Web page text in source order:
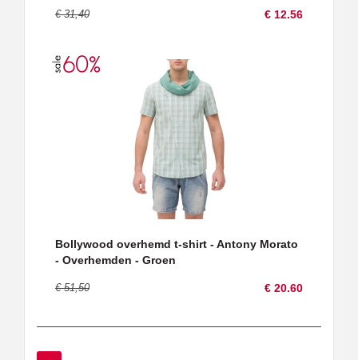
€ 31,40 € 12.56
Bollywood overhemd t-shirt - Antony Morato
- Overhemden - Groen
€ 51,50 € 20.60